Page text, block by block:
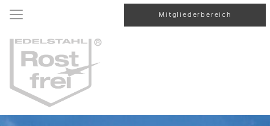
Mitgliederbereich